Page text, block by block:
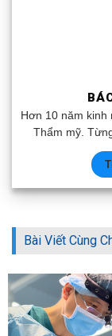
Hơn 10 năm
Thẩm mỹ.
Bài Viết Cùng